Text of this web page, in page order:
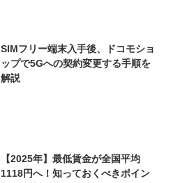
SIMフリー端末入手後、ドコモショ
ップで5Gへの契約変更する手順を
解説
【2025年】最低賃金が全国平均
1118円へ！知っておくべきポイン